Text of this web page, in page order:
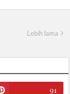
Lebih lama
91